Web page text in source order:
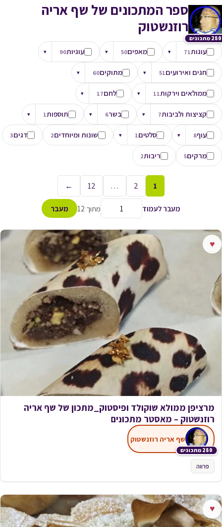
280 מתכונים
ספר המתכונים של שף אריה
רוזנשטוק
עוגות71
▾ מאפים50
▾ עוגיות90
▾
חגים ואירועים51
▾ מתוקים60
▾
ממולאים וירקות11
▾ לחם17
▾
קציצות ולביבות7
▾ בשר6
▾ תוספות1
▾
עוף8
▾ סלטים1
▾ שונות ומיוחדים2 דגים3
מרקים5 ריבות2
1
2
…
12
←
מעבר לעמוד מתוך 12 מעבר
♥
מרציפן ממולא שוקולד ופיסטוק_מתכון של שף אריה
רוזנשטוק – מאסטר מתכונים
280 מתכונים
שף אריה רוזנשטוק
פרווה
♥